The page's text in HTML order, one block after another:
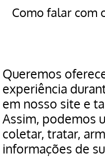
Como falar com
Queremos
experiência
em nosso site e
Assim, podemos
coletar, tratar,
informações de